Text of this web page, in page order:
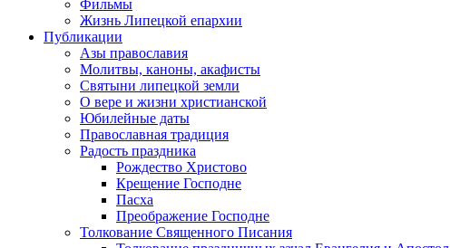
Фильмы
Жизнь Липецкой епархии
Публикации
Азы православия
Молитвы, каноны, акафисты
Святыни липецкой земли
О вере и жизни христианской
Юбилейные даты
Православная традиция
Радость праздника
Рождество Христово
Крещение Господне
Пасха
Преображение Господне
Толкование Священного Писания